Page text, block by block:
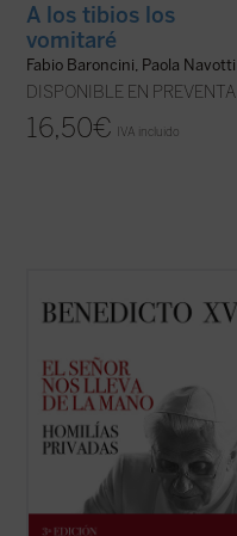
A los tibios los
vomitaré
Fabio Baroncini, Paola Navotti
DISPONIBLE EN PREVENTA
16,50€ IVA incluido
libertad de espíritu de Joseph Ratzinger
resplandecen plenamente en estas
actualidad de la vida del creyente. ...
ficha)